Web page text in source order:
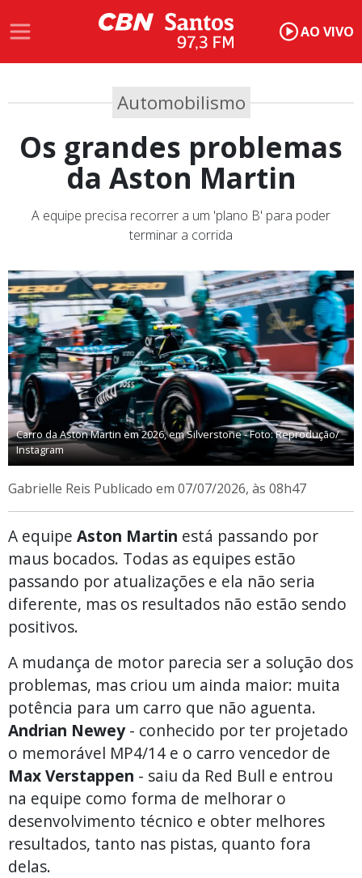
AO VIVO
Automobilismo
Os grandes problemas
da Aston Martin
A equipe precisa recorrer a um 'plano B' para poder
terminar a corrida
Carro da Aston Martin em 2026, em Silverstone - Foto: Reprodução/
Instagram
Gabrielle Reis Publicado em 07/07/2026, às 08h47
A equipe Aston Martin está passando por
maus bocados. Todas as equipes estão
passando por atualizações e ela não seria
diferente, mas os resultados não estão sendo
positivos.
A mudança de motor parecia ser a solução dos
problemas, mas criou um ainda maior: muita
potência para um carro que não aguenta.
Andrian Newey - conhecido por ter projetado
o memorável MP4/14 e o carro vencedor de
Max Verstappen - saiu da Red Bull e entrou
na equipe como forma de melhorar o
desenvolvimento técnico e obter melhores
resultados, tanto nas pistas, quanto fora
delas.